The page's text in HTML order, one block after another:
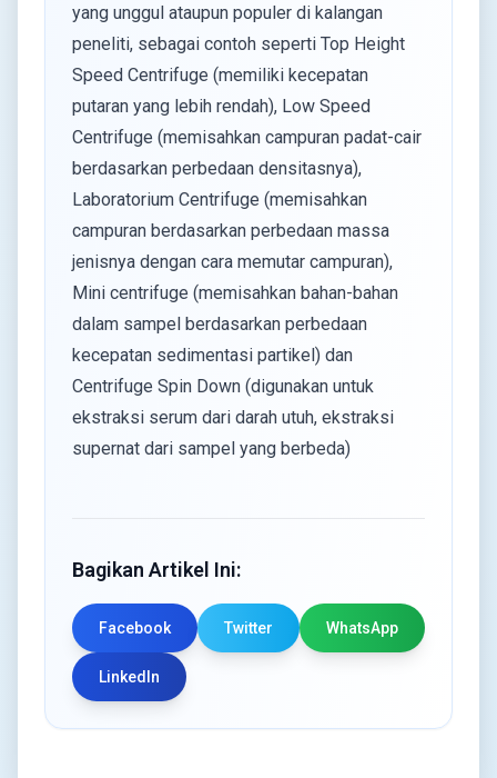
yang unggul ataupun populer di kalangan
peneliti, sebagai contoh seperti Top Height
Speed Centrifuge (memiliki kecepatan
putaran yang lebih rendah), Low Speed
Centrifuge (memisahkan campuran padat-cair
berdasarkan perbedaan densitasnya),
Laboratorium Centrifuge (memisahkan
campuran berdasarkan perbedaan massa
jenisnya dengan cara memutar campuran),
Mini centrifuge (memisahkan bahan-bahan
dalam sampel berdasarkan perbedaan
kecepatan sedimentasi partikel) dan
Centrifuge Spin Down (digunakan untuk
ekstraksi serum dari darah utuh, ekstraksi
supernat dari sampel yang berbeda)
Bagikan Artikel Ini:
Facebook Twitter WhatsApp
LinkedIn